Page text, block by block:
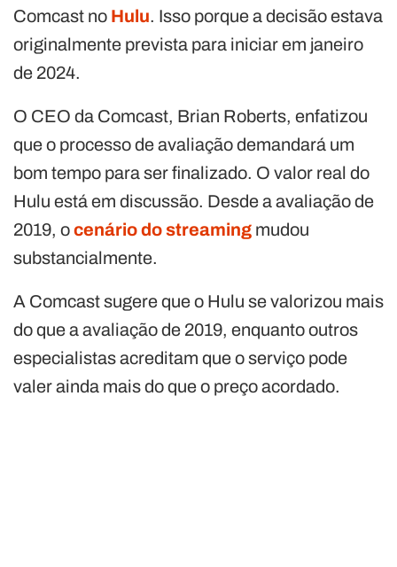
Comcast no Hulu. Isso porque a decisão estava
originalmente prevista para iniciar em janeiro
de 2024.
O CEO da Comcast, Brian Roberts, enfatizou
que o processo de avaliação demandará um
bom tempo para ser finalizado. O valor real do
Hulu está em discussão. Desde a avaliação de
2019, ocenário do streaming mudou
substancialmente.
A Comcast sugere que o Hulu se valorizou mais
do que a avaliação de 2019, enquanto outros
especialistas acreditam que o serviço pode
valer ainda mais do que o preço acordado.